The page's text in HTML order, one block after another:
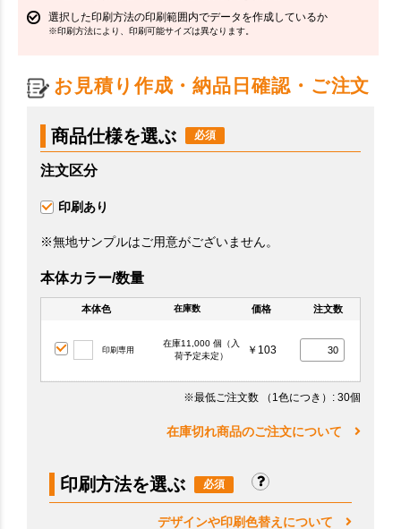
選択した印刷方法の印刷範囲内でデータを作成しているか
※印刷方法により、印刷可能サイズは異なります。
お見積り作成・納品日確認・ご注文
商品仕様を選ぶ
注文区分
印刷あり
※無地サンプルはご用意がございません。
本体カラー/数量
本体色 在庫数 価格 注文数
印刷専用
在庫11,000 個（入
荷予定未定）
￥103
※最低ご注文数 （1色につき） : 30個
在庫切れ商品のご注文について
印刷方法を選ぶ
デザインや印刷色替えについて